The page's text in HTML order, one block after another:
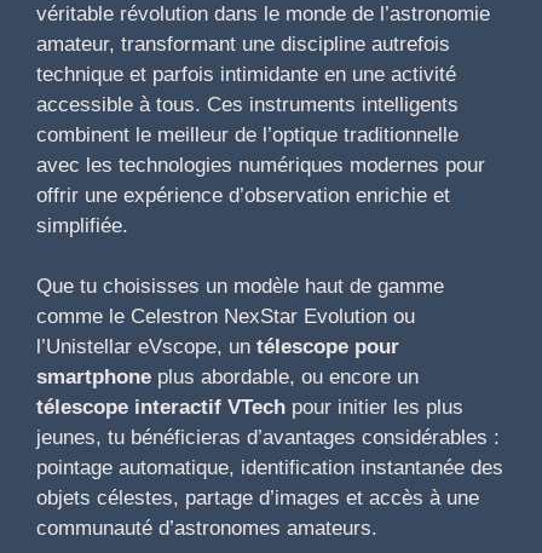
véritable révolution dans le monde de l’astronomie
amateur, transformant une discipline autrefois
technique et parfois intimidante en une activité
accessible à tous. Ces instruments intelligents
combinent le meilleur de l’optique traditionnelle
avec les technologies numériques modernes pour
offrir une expérience d’observation enrichie et
simplifiée.
Que tu choisisses un modèle haut de gamme
comme le Celestron NexStar Evolution ou
l’Unistellar eVscope, un télescope pour
smartphone plus abordable, ou encore un
télescope interactif VTech pour initier les plus
jeunes, tu bénéficieras d’avantages considérables :
pointage automatique, identification instantanée des
objets célestes, partage d’images et accès à une
communauté d’astronomes amateurs.